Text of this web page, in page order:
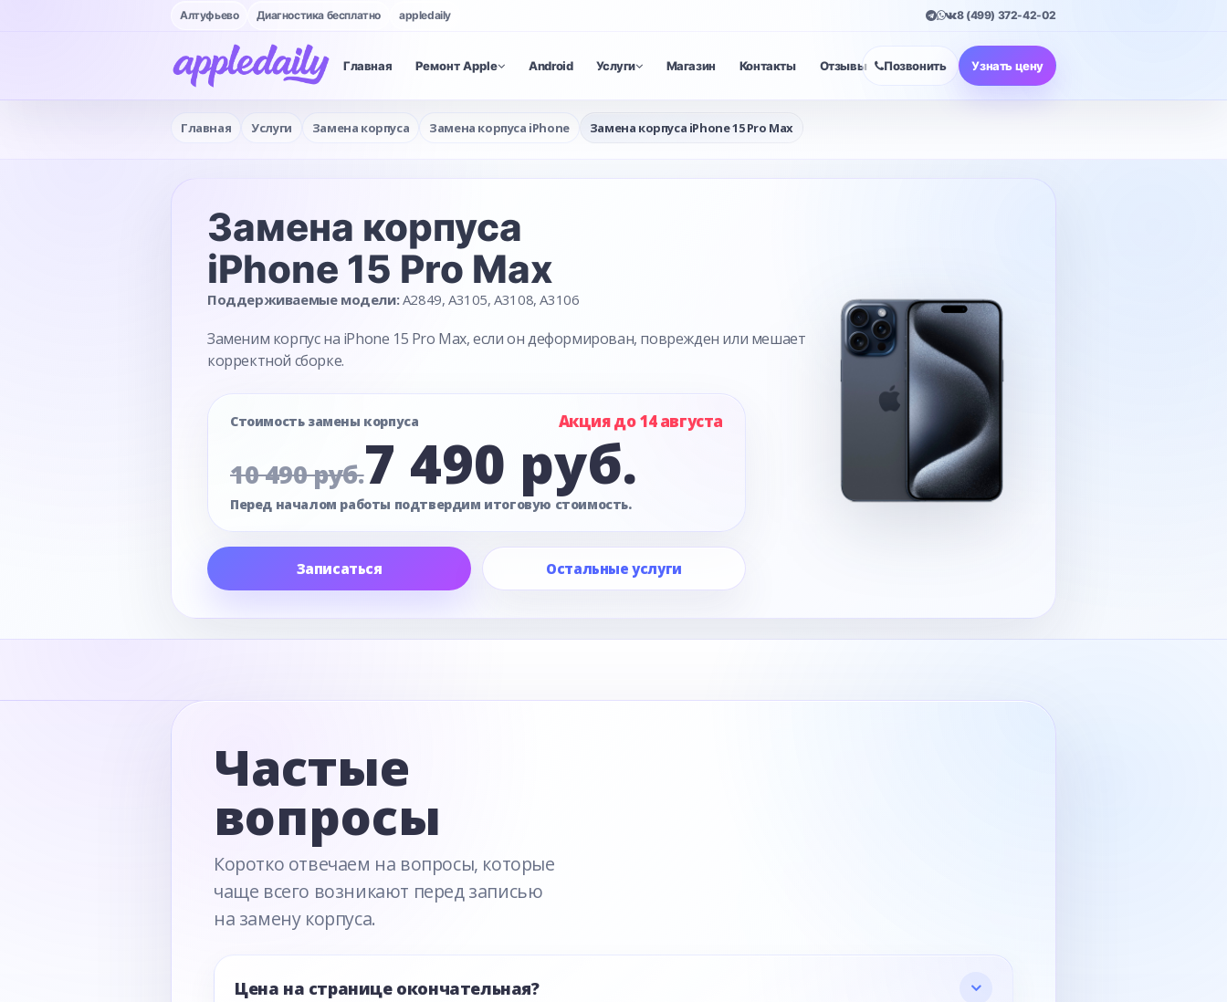
Алтуфьево Диагностика бесплатно appledaily 8 (499) 372-42-02
Главная Ремонт Apple Android Услуги Магазин Контакты Отзывы Позвонить Узнать цену
Главная Услуги Замена корпуса Замена корпуса iPhone Замена корпуса iPhone 15 Pro Max
Замена корпуса
iPhone 15 Pro Max
Поддерживаемые модели:A2849, A3105, A3108, A3106
Заменим корпус на iPhone 15 Pro Max, если он деформирован, поврежден или мешает
корректной сборке.
Стоимость замены корпуса Акция до 14 августа
10 490 руб.7 490 руб.
Перед началом работы подтвердим итоговую стоимость.
Записаться Остальные услуги
Частые
вопросы
Коротко отвечаем на вопросы, которые
чаще всего возникают перед записью
на замену корпуса.
Цена на странице окончательная?